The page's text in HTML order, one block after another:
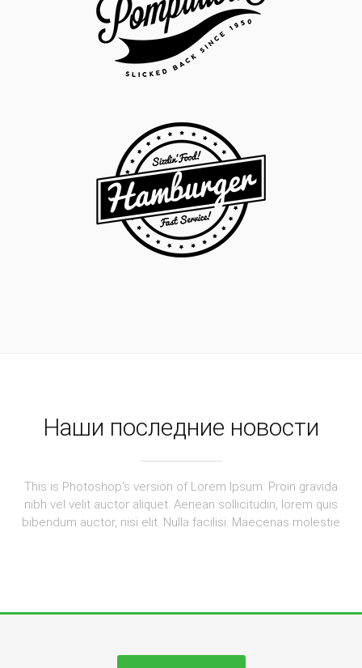
Наши последние новости
This is Photoshop's version of Lorem Ipsum. Proin gravida
nibh vel velit auctor aliquet. Aenean sollicitudin, lorem quis
bibendum auctor, nisi elit. Nulla facilisi. Maecenas molestie